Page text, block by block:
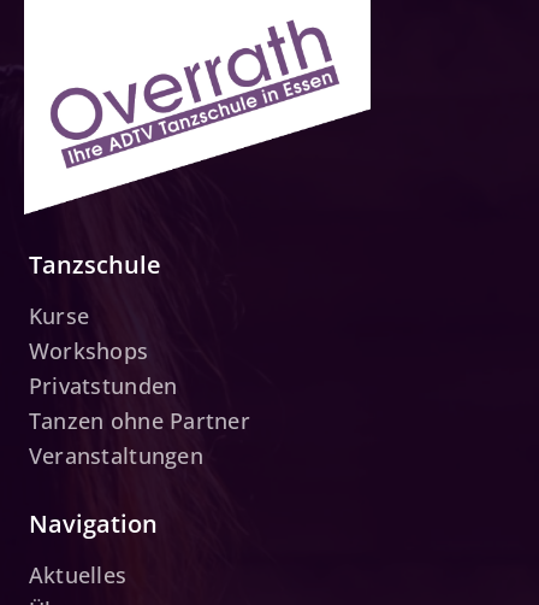
Tanzschule
Kurse
Workshops
Privatstunden
Tanzen ohne Partner
Veranstaltungen
Navigation
Aktuelles